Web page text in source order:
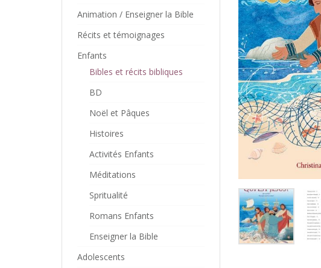
Animation / Enseigner la Bible
Récits et témoignages
Enfants
Bibles et récits bibliques
BD
Noël et Pâques
Histoires
Activités Enfants
Méditations
Spritualité
Romans Enfants
Enseigner la Bible
Adolescents